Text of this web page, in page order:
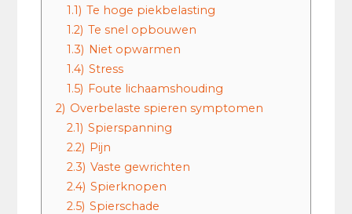
1.1) Te hoge piekbelasting
1.2) Te snel opbouwen
1.3) Niet opwarmen
1.4) Stress
1.5) Foute lichaamshouding
2) Overbelaste spieren symptomen
2.1) Spierspanning
2.2) Pijn
2.3) Vaste gewrichten
2.4) Spierknopen
2.5) Spierschade